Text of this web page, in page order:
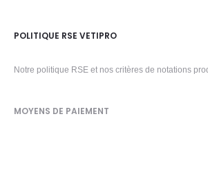
POLITIQUE RSE VETIPRO
Notre politique RSE et nos critères de notations
MOYENS DE PAIEMENT